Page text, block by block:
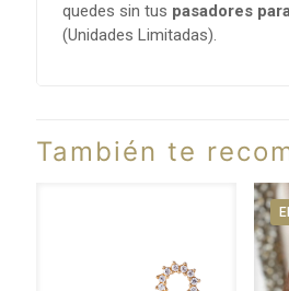
quedes sin tus pasadores
(Unidades Limitadas).
También te